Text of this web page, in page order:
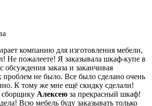
компанию для изготовления мебели,
Не пожалеете! Я заказывала шкаф-купе в
заказа и заканчивая
не было. Все было сделано очень
К тому же мне ещё скидку сделали!
сборщику Алексею за прекрасный шкаф!
Всю мебель буду заказывать только